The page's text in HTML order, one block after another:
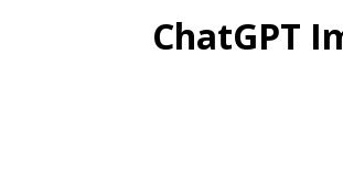
ChatGPT